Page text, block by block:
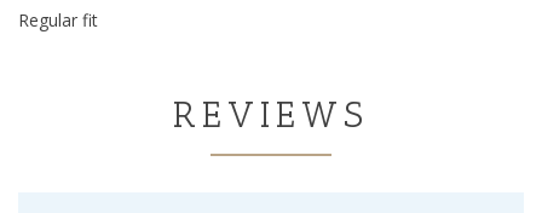
Regular fit
REVIEWS